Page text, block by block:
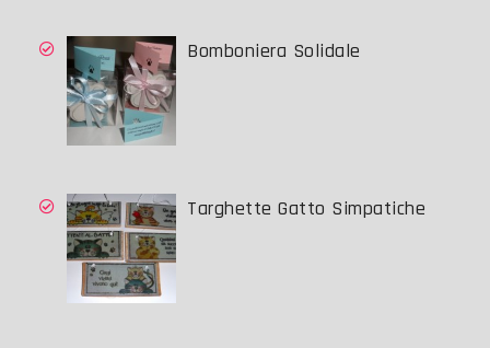
Bomboniera Solidale
Targhette Gatto Simpatiche